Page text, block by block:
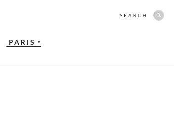
PARIS ▼
SEARCH